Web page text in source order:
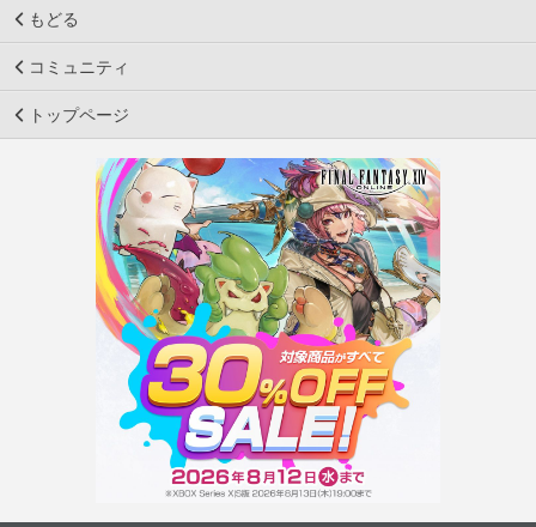
もどる
コミュニティ
トップページ